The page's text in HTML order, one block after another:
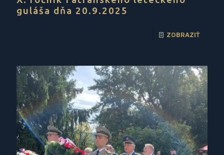
guláša dňa 20.9.2025
ZOBRAZIŤ